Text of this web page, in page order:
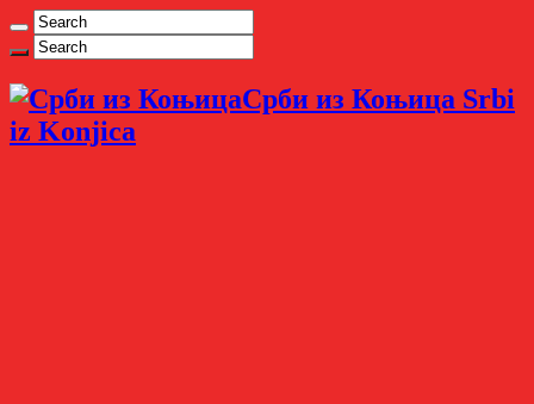
Срби из Коњица Srbi
iz Konjica